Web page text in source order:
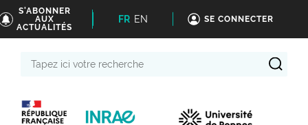
S'ABONNER
AUX
ACTUALITÉS
FR EN SE CONNECTER